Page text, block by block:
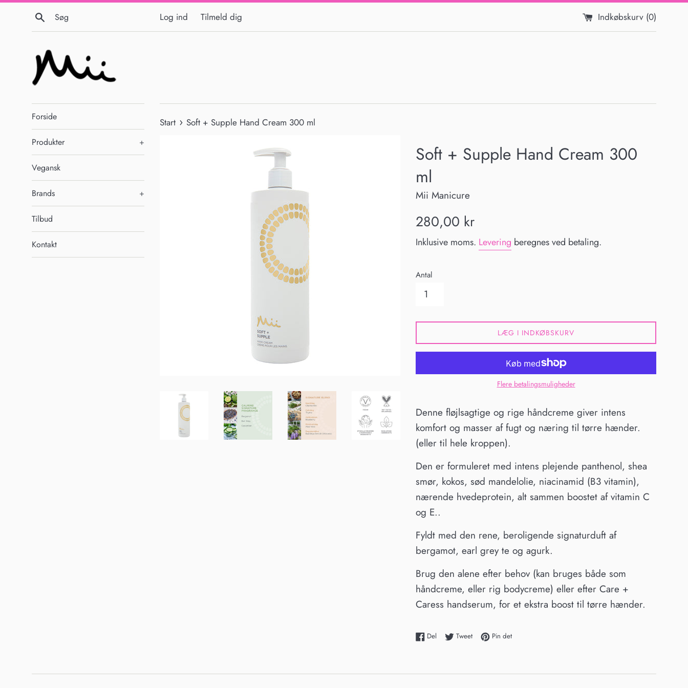
Gå
Søg Log ind Tilmeld dig Indkøbskurv (0)
Forside
Produkter +
Vegansk
Brands +
Tilbud
Kontakt
Start › Soft + Supple Hand Cream 300 ml
Soft + Supple Hand Cream 300
ml
Mii Manicure
Normalpris
280,00 kr
Inklusive moms. Levering beregnes ved betaling.
Antal
LÆG I INDKØBSKURV
Flere betalingsmuligheder
Denne fløjlsagtige og rige håndcreme giver intens
komfort og masser af fugt og næring til tørre hænder.
(eller til hele kroppen).
Den er formuleret med intens plejende panthenol, shea
smør, kokos, sød mandelolie, niacinamid (B3 vitamin),
nærende hvedeprotein, alt sammen boostet af vitamin C
og E..
Fyldt med den rene, beroligende signaturduft af
bergamot, earl grey te og agurk.
Brug den alene efter behov (kan bruges både som
håndcreme, eller rig bodycreme) eller efter Care +
Caress handserum, for et ekstra boost til tørre hænder.
Del Del på Facebook
TweetTweet på Twitter
Pin detPin på Pinterest